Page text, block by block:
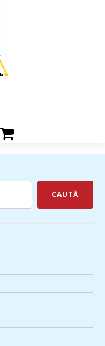
CAUTĂ